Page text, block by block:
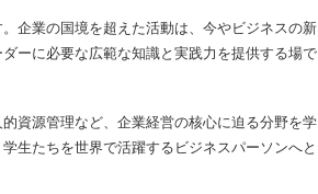
企業の国境を超えた活動は、今やビジネスの新
ーに必要な広範な知識と実践力を提供する場で
資源管理など、企業経営の核心に迫る分野を学
生たちを世界で活躍するビジネスパーソンへと